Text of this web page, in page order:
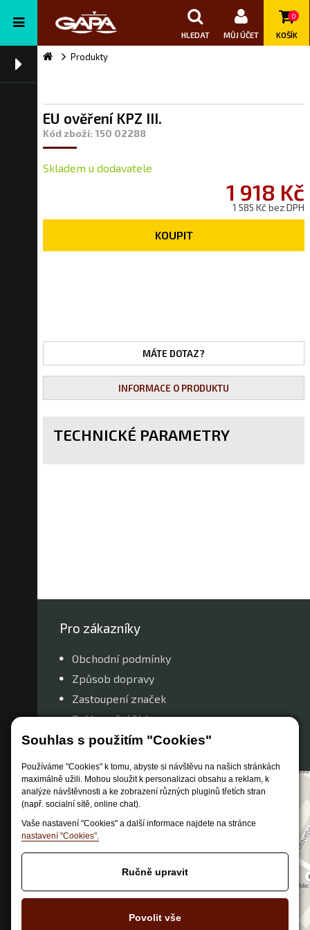
Souhlas s použitím "Cookies"
Používáme "Cookies" k tomu, abyste si návštěvu na našich stránkách
maximálně užili. Mohou sloužit k personalizaci obsahu a reklam, k
analýze návštěvnosti a ke zobrazení různých pluginů třetích stran
(např. socialní sítě, online chat).
Vaše nastavení "Cookies" a další informace najdete na stránce
nastavení "Cookies".
Ručně upravit
Povolit vše
HLEDAT MŮJ ÚČET
0
KOŠÍK
Produkty
EU ověření KPZ III.
Kód zboží: 150 02288
Skladem u dodavatele
1 918 Kč
1 585 Kč bez DPH
KOUPIT
INFORMACE O PRODUKTU
MÁTE DOTAZ?
TECHNICKÉ PARAMETRY
Pro zákazníky
Obchodní podmínky
Způsob dopravy
Zastoupení značek
Reklamační řád
Nastavení soukromí